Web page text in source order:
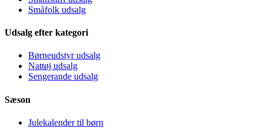
Småfolk udsalg
Udsalg efter kategori
Børneudstyr udsalg
Nattøj udsalg
Sengerande udsalg
Sæson
Julekalender til børn